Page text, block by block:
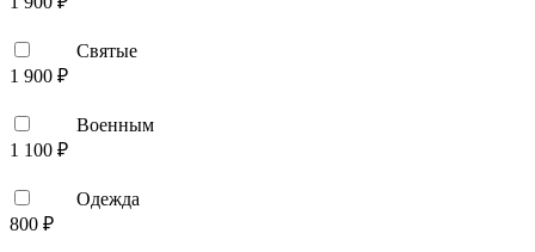
Святые
1 900 ₽
Военным
1 100 ₽
Одежда
800 ₽